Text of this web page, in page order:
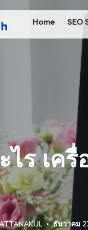
Home SEO
ไร เค
ธันวาคม